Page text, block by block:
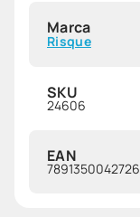
Marca
Risque
SKU
24606
EAN
7891350042726